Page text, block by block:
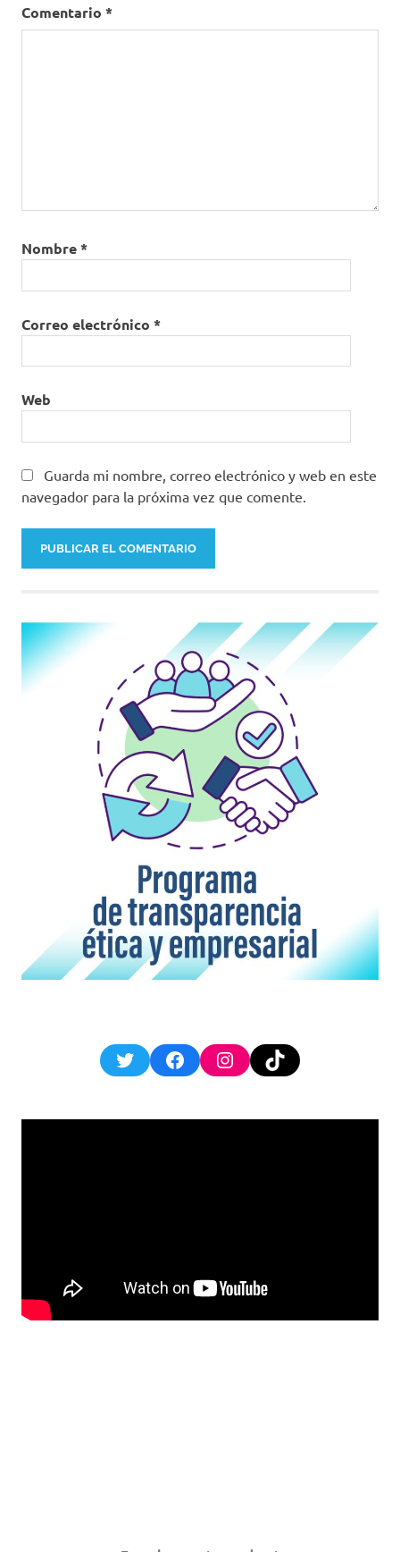
Comentario *
Nombre*
Correo electrónico *
Web
Guarda mi nombre, correo electrónico y web en este
navegador para la próxima vez que comente.
TwitterFacebookInstagram
TikTok